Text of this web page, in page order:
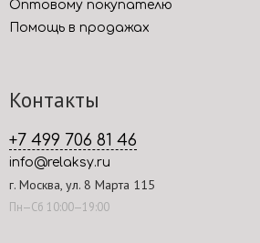
Оптовому покупателю
Помощь в продажах
Контакты
+7 499 706 81 46
info@relaksy.ru
г. Москва, ул. 8 Марта 115
Пн—Сб 10:00—19:00